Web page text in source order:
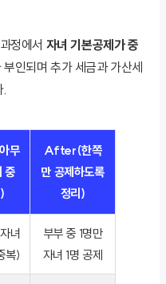
정에서 자녀 기본공제가 중
인되며 추가 세금과 가산세
무
중
After(한쪽
만 공제하도록
정리)
녀
복)
부부 중 1명만
자녀 1명 공제